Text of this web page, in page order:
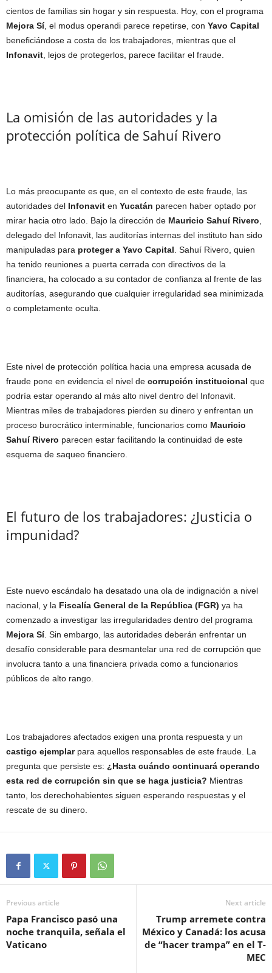
cientos de familias sin hogar y sin respuesta. Hoy, con el programa
Mejora Sí, el modus operandi parece repetirse, con Yavo Capital
beneficiándose a costa de los trabajadores, mientras que el
Infonavit , lejos de protegerlos, parece facilitar el fraude.
La omisión de las autoridades y la
protección política de Sahuí Rivero
Lo más preocupante es que, en el contexto de este fraude, las
autoridades del Infonavit en Yucatán parecen haber optado por
mirar hacia otro lado. Bajo la dirección de Mauricio Sahuí Rivero
delegado del Infonavit, las auditorías internas del instituto han sido
manipuladas para proteger a Yavo Capital . Sahuí Rivero, quien
ha tenido reuniones a puerta cerrada con directivos de la
financiera, ha colocado a su contador de confianza al frente de las
auditorías, asegurando que cualquier irregularidad sea minimizada
o completamente oculta.
Este nivel de protección política hacia una empresa acusada de
fraude pone en evidencia el nivel de corrupción institucional que
podría estar operando al más alto nivel dentro del Infonavit.
Mientras miles de trabajadores pierden su dinero y enfrentan un
proceso burocrático interminable, funcionarios como Mauricio
Sahuí Rivero parecen estar facilitando la continuidad de este
esquema de saqueo financiero.
El futuro de los trabajadores: ¿Justicia o
impunidad?
Este nuevo escándalo ha desatado una ola de indignación a nivel
nacional, y la Fiscalía General de la República (FGR) ya ha
comenzado a investigar las irregularidades dentro del programa
Mejora Sí. Sin embargo, las autoridades deberán enfrentar un
desafío considerable para desmantelar una red de corrupción que
involucra tanto a una financiera privada como a funcionarios
públicos de alto rango.
Los trabajadores afectados exigen una pronta respuesta y un
castigo ejemplarpara aquellos responsables de este fraude. La
pregunta que persiste es: ¿Hasta cuándo continuará operando
esta red de corrupción sin que se haga justicia? Mientras
tanto, los derechohabientes siguen esperando respuestas y el
rescate de su dinero.
Previous article
Papa Francisco pasó una
noche tranquila, señala el
Vaticano
Next article
Trump arremete contra
México y Canadá: los acusa
de “hacer trampa” en el T-
MEC